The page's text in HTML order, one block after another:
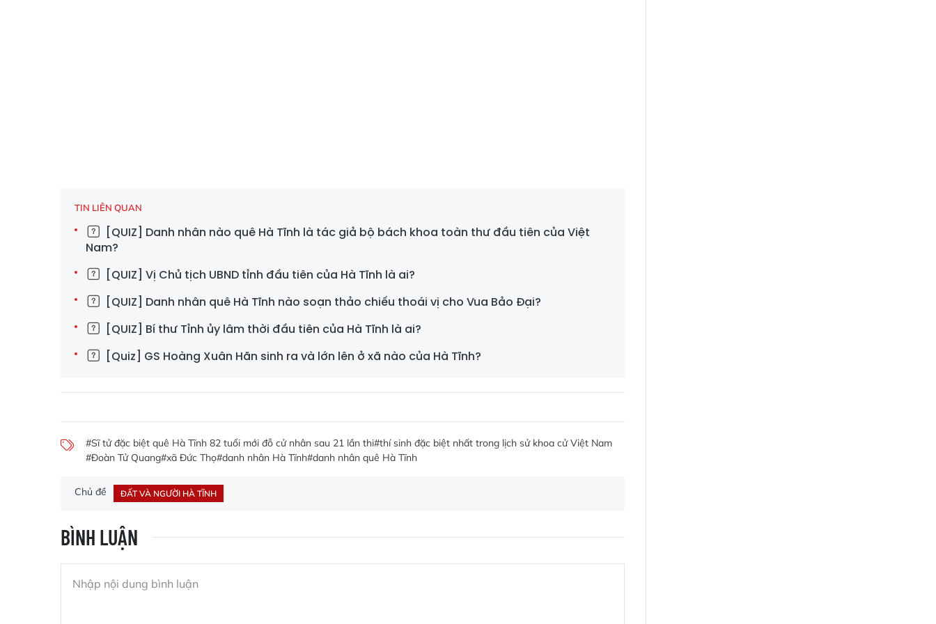
TIN LIÊN QUAN
[QUIZ] Danh nhân nào quê Hà Tĩnh là tác giả bộ bách khoa toàn thư đầu tiên của Việt
Nam?
[QUIZ] Vị Chủ tịch UBND tỉnh đầu tiên của Hà Tĩnh là ai?
[QUIZ] Danh nhân quê Hà Tĩnh nào soạn thảo chiếu thoái vị cho Vua Bảo Đại?
[QUIZ] Bí thư Tỉnh ủy lâm thời đầu tiên của Hà Tĩnh là ai?
[Quiz] GS Hoàng Xuân Hãn sinh ra và lớn lên ở xã nào của Hà Tĩnh?
#Sĩ tử đặc biệt quê Hà Tĩnh 82 tuổi mới đỗ cử nhân sau 21 lần thi#thí sinh đặc biệt nhất trong lịch sử khoa cử Việt Nam
#Đoàn Tử Quang#xã Đức Thọ#danh nhân Hà Tĩnh#danh nhân quê Hà Tĩnh
Chủ đề ĐẤT VÀ NGƯỜI HÀ TĨNH
BÌNH LUẬN